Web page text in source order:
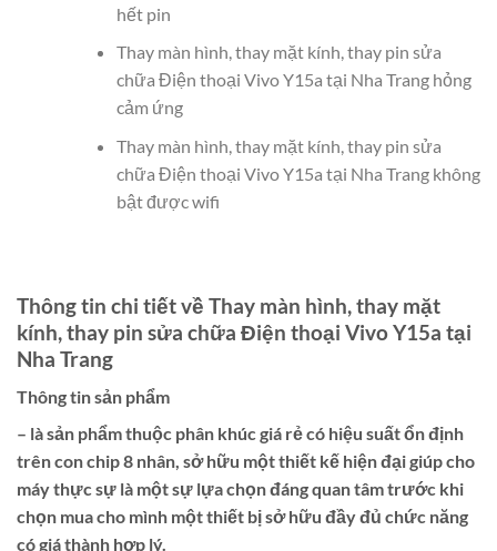
hết pin
Thay màn hình, thay mặt kính, thay pin sửa
chữa Điện thoại Vivo Y15a tại Nha Trang hỏng
cảm ứng
Thay màn hình, thay mặt kính, thay pin sửa
chữa Điện thoại Vivo Y15a tại Nha Trang không
bật được wifi
Thông tin chi tiết về Thay màn hình, thay mặt
kính, thay pin sửa chữa Điện thoại Vivo Y15a tại
Nha Trang
Thông tin sản phẩm
– là sản phẩm thuộc phân khúc giá rẻ có hiệu suất ổn định
trên con chip 8 nhân, sở hữu một thiết kế hiện đại giúp cho
máy thực sự là một sự lựa chọn đáng quan tâm trước khi
chọn mua cho mình một thiết bị sở hữu đầy đủ chức năng
có giá thành hợp lý.